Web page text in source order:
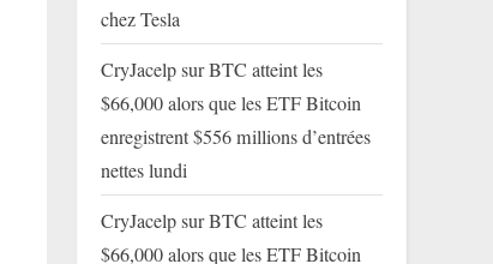
chez Tesla
CryJacelpsurBTC atteint les
$66,000 alors que les ETF Bitcoin
enregistrent $556 millions d’entrées
nettes lundi
CryJacelpsurBTC atteint les
$66,000 alors que les ETF Bitcoin